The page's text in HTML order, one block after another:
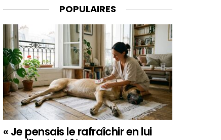
POPULAIRES
« Je pensais le rafraîchir en lui